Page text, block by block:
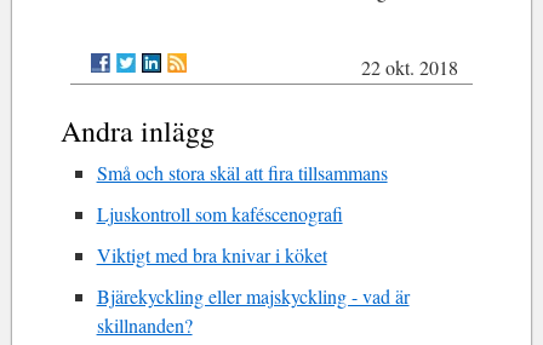
22 okt. 2018
Andra inlägg
Små och stora skäl att fira tillsammans
Ljuskontroll som kaféscenografi
Viktigt med bra knivar i köket
Bjärekyckling eller majskyckling - vad är
skillnanden?